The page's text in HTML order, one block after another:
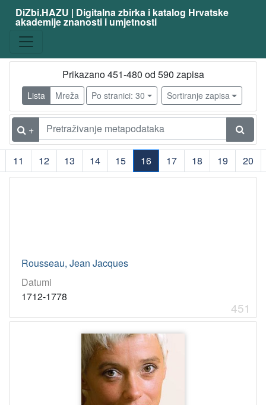
DiZbi.HAZU | Digitalna zbirka i katalog Hrvatske
akademije znanosti i umjetnosti
Prikazano 451-480 od 590 zapisa
Lista Mreža Po stranici: 30 Sortiranje zapisa
+
11 12 13 14 15
16
(current)
17 18 19 20
Rousseau, Jean Jacques
Datumi
1712-1778
451